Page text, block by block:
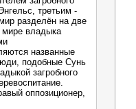
третьим -
разделён на две
мире владыка
названные
подобные Сунь
загробного
оппозиционер,